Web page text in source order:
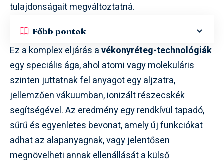
tulajdonságait megváltoztatná.
Főbb pontok
Ez a komplex eljárás avékonyréteg-technológiák
egy speciális ága, ahol atomi vagy molekuláris
szinten juttatnak fel anyagot egy aljzatra,
jellemzően vákuumban, ionizált részecskék
segítségével. Az eredmény egy rendkívül tapadó,
sűrű és egyenletes bevonat, amely új funkciókat
adhat az alapanyagnak, vagy jelentősen
megnövelheti annak ellenállását a külső